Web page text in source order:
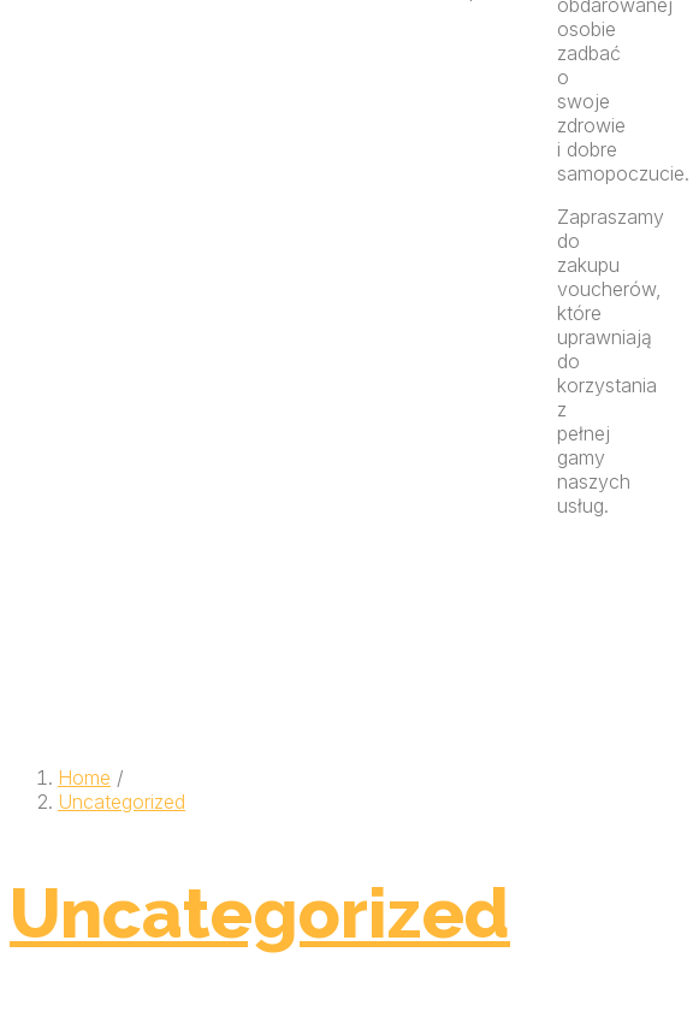
osobie
zadbać
o
swoje
zdrowie
i dobre
samopoczucie.
Zapraszamy
do
zakupu
voucherów,
które
uprawniają
do
korzystania
z
pełnej
gamy
naszych
usług.
Home /
Uncategorized
Uncategorized